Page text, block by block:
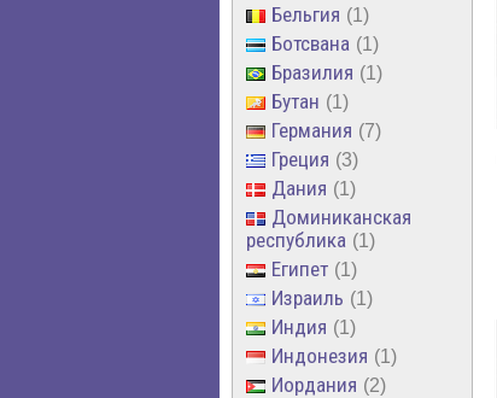
Бельгия 1
Ботсвана 1
Бразилия 1
Бутан 1
Германия 7
Греция 3
Дания 1
Доминиканская
республика
1
Египет 1
Израиль 1
Индия 1
Индонезия 1
Иордания 2